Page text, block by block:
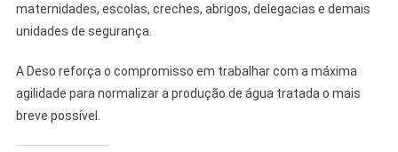
maternidades, escolas, creches, abrigos, delegacias e demais
unidades de segurança.
A Deso reforça o compromisso em trabalhar com a máxima
agilidade para normalizar a produção de água tratada o mais
breve possível.